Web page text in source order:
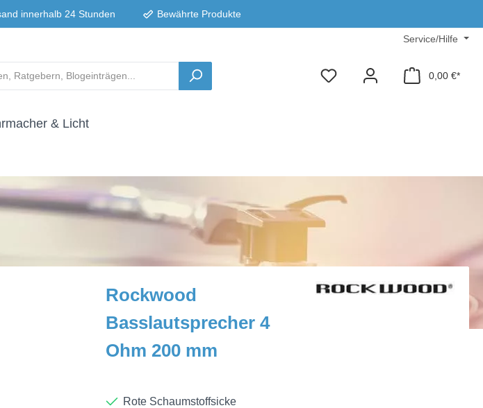
innerhalb 24 Stunden Bewährte Produkte
Service/Hilfe
0,00 €*
& Licht
Rockwood
Basslautsprecher 4
Ohm 200 mm
Rote Schaumstoffsicke